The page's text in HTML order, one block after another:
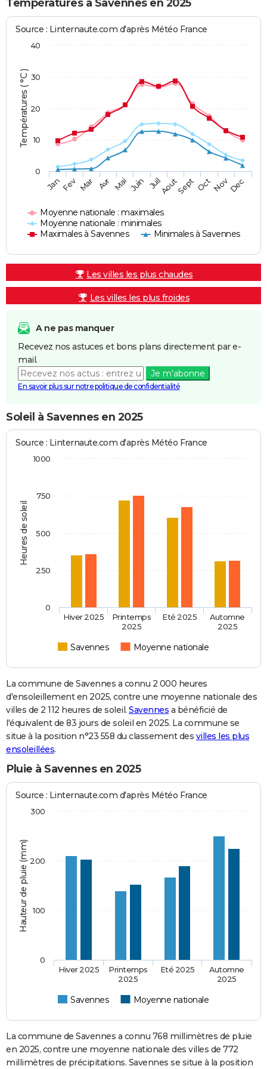
Températures à Savennes en 2025
Températures ( °C )
Source : Linternaute.com d'après Météo France
Moyenne nationale : maximales
Moyenne nationale : minimales
Maximales à Savennes
Minimales à Savennes
JanFev Mar Avr Mai Juin JuilAoutSept OctNovDec
0
10
20
30
40
Les villes les plus chaudes
Les villes les plus froides
A ne pas manquer
Recevez nos astuces et bons plans directement par e-
mail.
Je m'abonne
En savoir plus sur notre politique de confidentialité
Soleil à Savennes en 2025
Heures de soleil
Source : Linternaute.com d'après Météo France
Savennes Moyenne nationale
Hiver 2025
Printemps
2025
Eté 2025
Automne
2025
0
250
500
750
1000
La commune de Savennes a connu 2 000 heures
d'ensoleillement en 2025, contre une moyenne nationale des
villes de 2 112 heures de soleil. Savennes a bénéficié de
l'équivalent de 83 jours de soleil en 2025. La commune se
situe à la position n°23 558 du classement des villes les plus
ensoleillées.
Pluie à Savennes en 2025
Hauteur de pluie (mm)
Source : Linternaute.com d'après Météo France
Savennes Moyenne nationale
Hiver 2025
Printemps
2025
Eté 2025
Automne
2025
0
100
200
300
La commune de Savennes a connu 768 millimètres de pluie
en 2025, contre une moyenne nationale des villes de 772
millimètres de précipitations. Savennes se situe à la position